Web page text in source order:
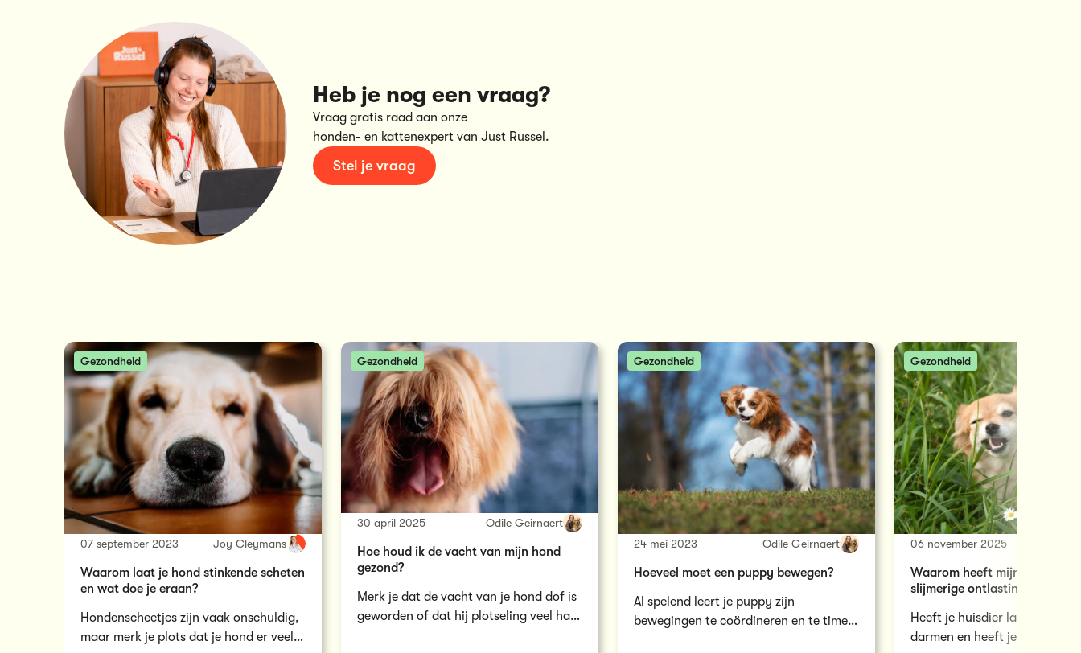
Heb je nog een vraag?
Vraag gratis raad aan onze
honden- en kattenexpert van Just Russel.
Stel je vraag
Gezondheid
07 september 2023 Joy Cleymans
Waarom laat je hond stinkende scheten
en wat doe je eraan?
Hondenscheetjes zijn vaak onschuldig,
maar merk je plots dat je hond er veel
Gezondheid
30 april 2025 Odile Geirnaert
Hoe houd ik de vacht van mijn hond
gezond?
Merk je dat de vacht van je hond dof is
geworden of dat hij plotseling veel haar
Gezondheid
24 mei 2023 Odile Geirnaert
Hoeveel moet een puppy bewegen?
Al spelend leert je puppy zijn
bewegingen te coördineren en te timen.
Gezondheid
06 november 2025
Waarom heeft mijn hond
slijmerige ontlasting?
Heeft je huisdier last van
darmen en heeft je hond gele,